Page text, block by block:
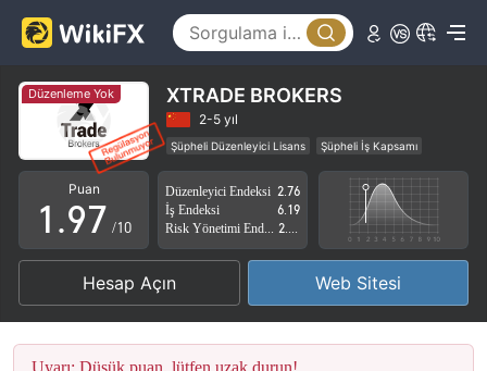
Düzenleme Yok XTRADE BROKERS
2-5 yıl
Şüpheli Düzenleyici Lisans
Şüpheli İş Kapsamı
Yüksek düzeyde potansiyel risk
Puan
0
1
2
3
4
.
5
6
7
8
9
3
4
5
6
7
8
9
/10
Düzenleyici Endeksi 2.76
İş Endeksi
6.19
Hesap Açın Web Sitesi
Uyarı: Düşük puan, lütfen uzak durun!